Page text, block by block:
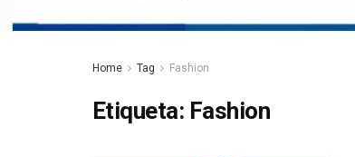
Home Tag Fashion
Etiqueta: Fashion